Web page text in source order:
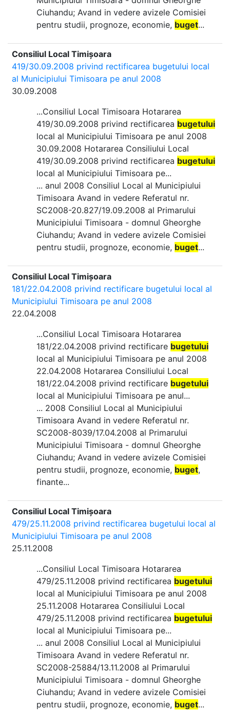
Ciuhandu; Avand in vedere avizele Comisiei
pentru studii, prognoze, economie, buget...
Consiliul Local Timișoara
419/30.09.2008 privind rectificarea bugetului local
al Municipiului Timisoara pe anul 2008
30.09.2008
...Consiliul Local Timisoara Hotararea
419/30.09.2008 privind rectificarea bugetului
local al Municipiului Timisoara pe anul 2008
30.09.2008 Hotararea Consiliului Local
419/30.09.2008 privind rectificarea bugetului
local al Municipiului Timisoara pe...
... anul 2008 Consiliul Local al Municipiului
Timisoara Avand in vedere Referatul nr.
SC2008-20.827/19.09.2008 al Primarului
Municipiului Timisoara - domnul Gheorghe
Ciuhandu; Avand in vedere avizele Comisiei
pentru studii, prognoze, economie, buget...
Consiliul Local Timișoara
181/22.04.2008 privind rectificare bugetului local al
Municipiului Timisoara pe anul 2008
22.04.2008
...Consiliul Local Timisoara Hotararea
181/22.04.2008 privind rectificare bugetului
local al Municipiului Timisoara pe anul 2008
22.04.2008 Hotararea Consiliului Local
181/22.04.2008 privind rectificare bugetului
local al Municipiului Timisoara pe anul...
... 2008 Consiliul Local al Municipiului
Timisoara Avand in vedere Referatul nr.
SC2008-8039/17.04.2008 al Primarului
Municipiului Timisoara - domnul Gheorghe
Ciuhandu; Avand in vedere avizele Comisiei
pentru studii, prognoze, economie, buget,
finante...
Consiliul Local Timișoara
479/25.11.2008 privind rectificarea bugetului local al
Municipiului Timisoara pe anul 2008
25.11.2008
...Consiliul Local Timisoara Hotararea
479/25.11.2008 privind rectificarea bugetului
local al Municipiului Timisoara pe anul 2008
25.11.2008 Hotararea Consiliului Local
479/25.11.2008 privind rectificarea bugetului
local al Municipiului Timisoara pe...
... anul 2008 Consiliul Local al Municipiului
Timisoara Avand in vedere Referatul nr.
SC2008-25884/13.11.2008 al Primarului
Municipiului Timisoara - domnul Gheorghe
Ciuhandu; Avand in vedere avizele Comisiei
pentru studii, prognoze, economie, buget...